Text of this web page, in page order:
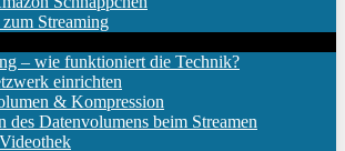
Streaming
– wie funktioniert die Technik?
einrichten
& Kompression
des Datenvolumens beim Streamen